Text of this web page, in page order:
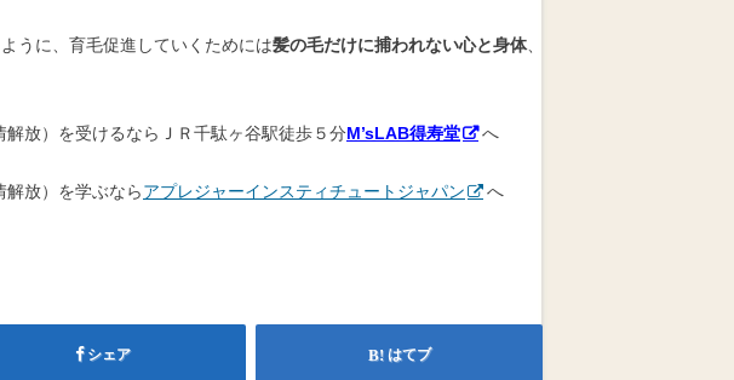
うに、育毛促進していくためには髪の毛だけに捕われない心と身体、
放）を受けるならＪＲ千駄ヶ谷駅徒歩５分M’sLAB得寿堂 へ
放）を学ぶならアプレジャーインスティチュートジャパン へ
シェア はてブ